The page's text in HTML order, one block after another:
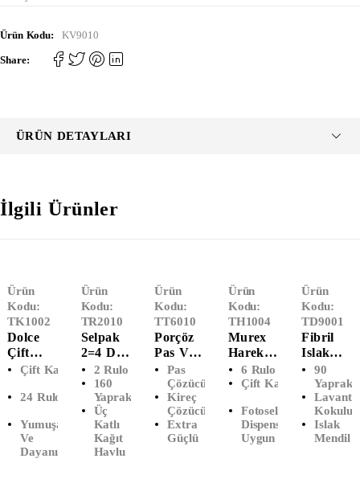
Ürün Kodu: KV9010
Share:
ÜRÜN DETAYLARI
İlgili Ürünler
Ürün
Kodu:
TK1002
Dolce
Çift
Katlı
Kağıdı
Çift Katlı
24 Rulo
Yumuşak
Ve
Dayanıklı
Ürün
Kodu:
TR2010
Selpak
2=4 Dev
Rulo
Kağıt
Havlu
(2'li)
2 Rulo
160
Yaprak
Üç
Katlı
Kağıt
Havlu
Ürün
Kodu:
TT6010
Porçöz
Pas Ve
Kireç
Sökücü
(1 LT)
Pas
Çözücü
Kireç
Çözücü
Extra
Güçlü
Ürün
Kodu:
TH1004
Murex
Hareketl
I Kağıt
Havlu
6 Rulo
Çift Katlı
Fotoselli
Dispensere
Uygun
Ürün
Kodu:
TD9001
Fibril
Islak
Mendil
90
Yapraklı
Lavanta
Kokulu
Islak
Mendil